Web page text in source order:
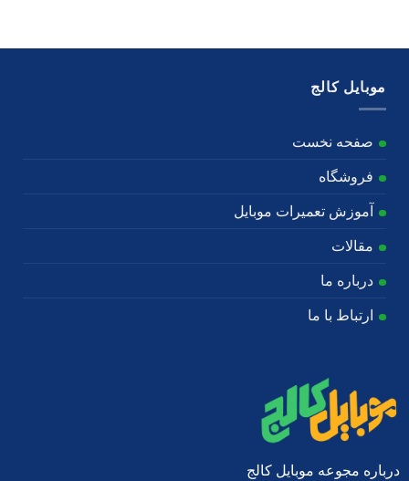
موبایل کالج
صفحه نخست
فروشگاه
آموزش تعمیرات موبایل
مقالات
درباره ما
ارتباط با ما
درباره مجوعه موبایل کالج